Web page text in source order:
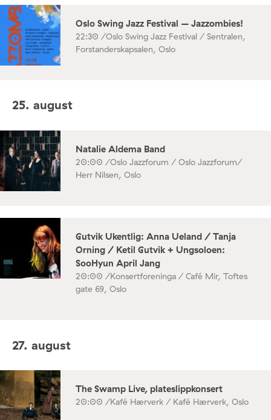
Oslo Swing Jazz Festival – Jazzombies!
22:30 /Oslo Swing Jazz Festival / Sentralen,
Forstanderskapsalen, Oslo
25. august
Natalie Aldema Band
20:00 /Oslo Jazzforum / Oslo Jazzforum/
Herr Nilsen, Oslo
Gutvik Ukentlig: Anna Ueland / Tanja
Orning / Ketil Gutvik + Ungsoloen:
SooHyun April Jang
20:00 /Konsertforeninga / Café Mir, Toftes
gate 69, Oslo
27. august
The Swamp Live, plateslippkonsert
20:00 /Kafé Hærverk / Kafé Hærverk, Oslo